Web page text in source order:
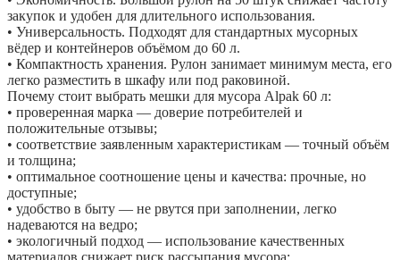
закупок и удобен для длительного использования.
• Универсальность. Подходят для стандартных мусорных
вёдер и контейнеров объёмом до 60 л.
• Компактность хранения. Рулон занимает минимум места, его
легко разместить в шкафу или под раковиной.
Почему стоит выбрать мешки для мусора Alpak 60 л:
• проверенная марка — доверие потребителей и
положительные отзывы;
• соответствие заявленным характеристикам — точный объём
и толщина;
• оптимальное соотношение цены и качества: прочные, но
доступные;
• удобство в быту — не рвутся при заполнении, легко
надеваются на ведро;
• экологичный подход — использование качественных
материалов снижает риск рассыпания мусора;